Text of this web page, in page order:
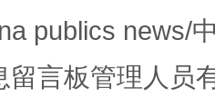
促和解..publics news/
留言板管理人员